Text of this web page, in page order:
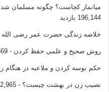
میانمار کجاست؟ چگونه مسلمان
196,144 بازدید
خلاصه زندگی حضرت عمر رضی الله
روش صحیح و علمی حفظ کردن - 180,569 بازدید
حکم بوسه کردن و ملاعبه در هنگام
نصیب زن در بهشت چیست؟ - 152,965 بازدید